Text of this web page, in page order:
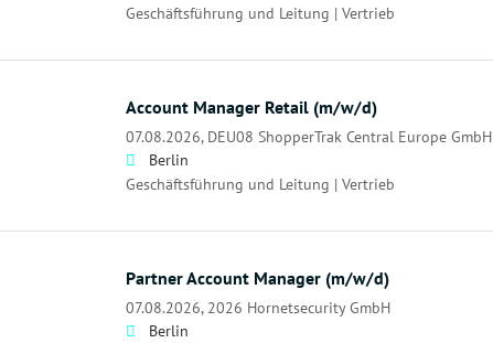
Geschäftsführung und Leitung | Vertrieb
Account Manager Retail (m/w/d)
07.08.2026, DEU08 ShopperTrak Central Europe GmbH
Berlin
Geschäftsführung und Leitung | Vertrieb
Partner Account Manager (m/w/d)
07.08.2026, 2026 Hornetsecurity GmbH
Berlin